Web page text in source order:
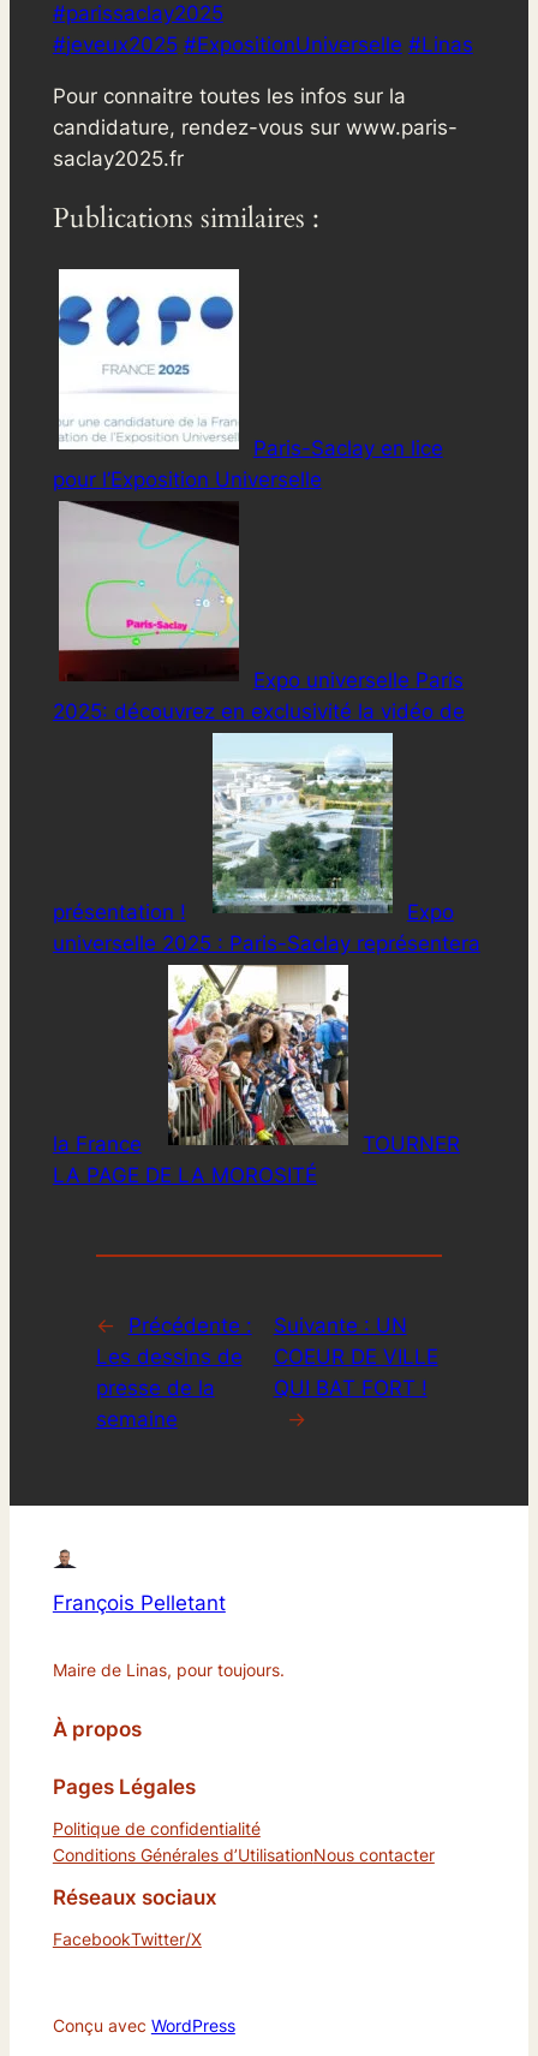
#parissaclay2025
#jeveux2025 #ExpositionUniverselle #Linas
Pour connaitre toutes les infos sur la
candidature, rendez-vous sur www.paris-
saclay2025.fr
Publications similaires :
Paris-Saclay en lice
pour l’Exposition Universelle
Expo universelle Paris
2025: découvrez en exclusivité la vidéo de
présentation !
Expo
universelle 2025 : Paris-Saclay représentera
la France
TOURNER
LA PAGE DE LA MOROSITÉ
←
Précédente :
Les dessins de
presse de la
semaine
Suivante : UN
COEUR DE VILLE
QUI BAT FORT !
→
François Pelletant
Maire de Linas, pour toujours.
À propos
Pages Légales
Politique de confidentialité
Conditions Générales d’UtilisationNous contacter
Réseaux sociaux
FacebookTwitter/X
Conçu avec WordPress